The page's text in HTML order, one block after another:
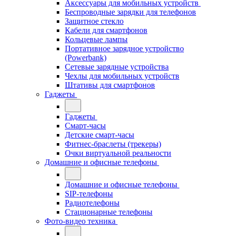
Аксессуары для мобильных устройств
Беспроводные зарядки для телефонов
Защитное стекло
Кабели для смартфонов
Кольцевые лампы
Портативное зарядное устройство
(Powerbank)
Сетевые зарядные устройства
Чехлы для мобильных устройств
Штативы для смартфонов
Гаджеты
Гаджеты
Смарт-часы
Детские смарт-часы
Фитнес-браслеты (трекеры)
Очки виртуальной реальности
Домашние и офисные телефоны
Домашние и офисные телефоны
SIP-телефоны
Радиотелефоны
Стационарные телефоны
Фото-видео техника